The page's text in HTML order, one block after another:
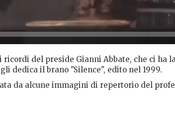
del preside Gianni Abbate, che ci ha
dedica il brano "Silence", edito nel 1999.
da alcune immagini di repertorio del